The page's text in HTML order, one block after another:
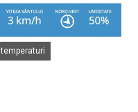
temperaturi